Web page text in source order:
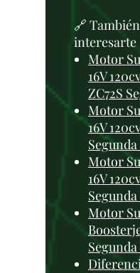
🔗
interesarte
Motor
16V
ZC72S
Motor
16V
Motor
16V
Motor